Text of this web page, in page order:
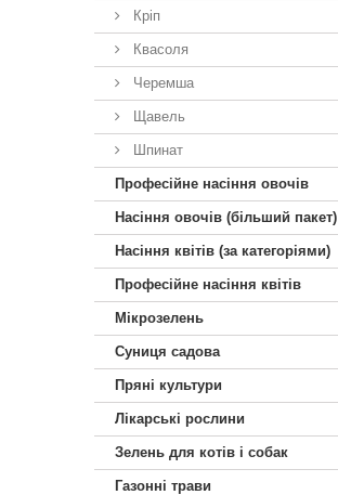
Кріп
Квасоля
Черемша
Щавель
Шпинат
Професійне насіння овочів
Насіння овочів (більший пакет)
Насіння квітів (за категоріями)
Професійне насіння квітів
Мікрозелень
Суниця садова
Пряні культури
Лікарські рослини
Зелень для котів і собак
Газонні трави